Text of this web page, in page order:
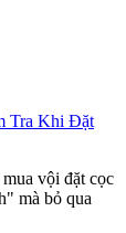
Tra Khi Đặt
vội đặt cọc
mà bỏ qua